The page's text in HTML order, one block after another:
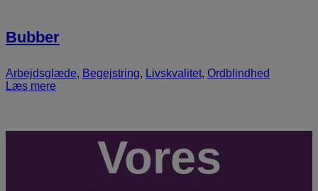
Bubber
Arbejdsglæde, Begejstring, Livskvalitet, Ordblindhed
Læs mere
Vores